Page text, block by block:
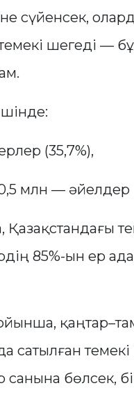
сүйенсек,
темекі шегеді —
(35,7%),
млн — әйелдер
85%-ын ер
сатылған темекі
санына бөлсек,